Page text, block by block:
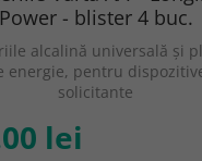
Power - blister 4 buc.
alcalină universală și
energie, pentru
solicitante
lei